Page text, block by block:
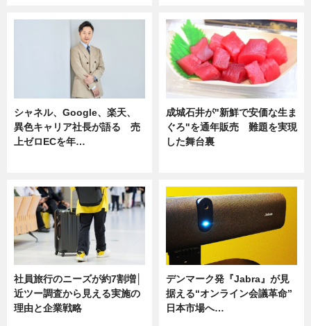
シャネル、Google、楽天、
異色キャリア社長が語る 売
上ゼロECを年…
成城石井が"新鮮で安価な生ま
ぐろ"を通年販売 難題を実現
した舞台裏
社員旅行のニーズが約7割増│
近ツー調査から見える実施の
理由と企業戦略
デンマーク発『Jabra』が見
据える“オンライン会議革命”
日本市場へ…